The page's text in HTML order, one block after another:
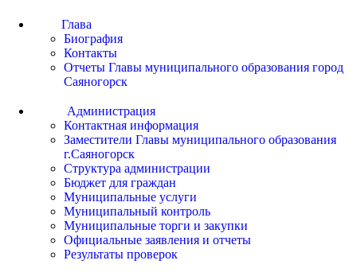
Глава
Биография
Контакты
Отчеты Главы муниципального образования город
Саяногорск
Администрация
Контактная информация
Заместители Главы муниципального образования
г.Саяногорск
Структура администрации
Бюджет для граждан
Муниципальные услуги
Муниципальный контроль
Муниципальные торги и закупки
Официальные заявления и отчеты
Результаты проверок